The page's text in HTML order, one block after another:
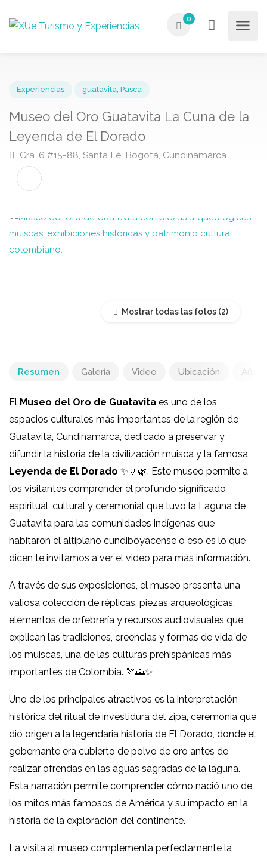
0
Museo del Oro Guatavita La Cuna de
Leyenda de El Dorado
Cra. 6 #15-88, Santa Fé, Bogotá, Cundinamarca
Mostrar todas las fotos
Resumen Galería Video Ubicación
El Museo del Oro de Guatavita es uno de los
espacios culturales más importantes de la región de
Guatavita, Cundinamarca, dedicado a preservar y
difundir la historia de la civilización muisca y la famosa
Leyenda de El Dorado ✨🏺🌿. Este museo permite a
los visitantes comprender el profundo significado
espiritual, cultural y ceremonial que tuvo la Laguna de
Guatavita para las comunidades indígenas que
habitaron el altiplano cundiboyacense o eso es lo que
dicen te invitamos a ver el video para más información.
A través de sus exposiciones, el museo presenta una
valiosa colección de réplicas, piezas arqueológicas,
elementos de orfebrería y recursos audiovisuales que
explican las tradiciones, creencias y formas de vida de
los muiscas, una de las culturas prehispánicas más
importantes de Colombia. 🏹🌄✨
Uno de los principales atractivos es la interpretación
histórica del ritual de investidura del zipa, ceremonia que
dio origen a la legendaria historia de El Dorado, donde el
gobernante era cubierto de polvo de oro antes de
realizar ofrendas en las aguas sagradas de la laguna.
Esta narración permite comprender cómo nació uno de
los mitos más famosos de América y su impacto en la
historia de la exploración del continente.
La visita al museo complementa perfectamente la